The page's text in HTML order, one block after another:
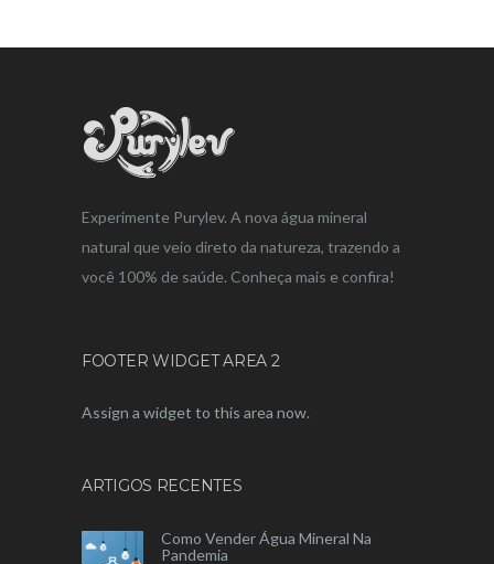
Experimente Purylev. A nova água mineral
natural que veio direto da natureza, trazendo a
você 100% de saúde. Conheça mais e confira!
FOOTER WIDGET AREA 2
Assign a widget to this area now.
ARTIGOS RECENTES
Como Vender Água Mineral Na
Pandemia